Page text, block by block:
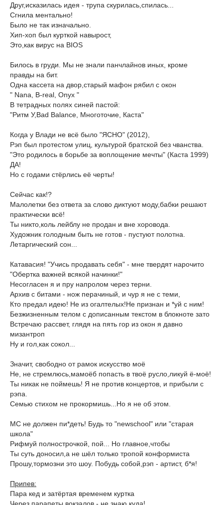
Друг,исказилась идея - трупа скурилась,спилась...
Сгнила ментально!
Было не так изначально.
Хип-хоп был курткой навырост,
Это,как вирус на BIOS
Билось в груди. Мы не знали панчлайнов иных, кроме
правды на бит.
Одна кассета на двор,старый мафон рябил c окон
" Nana, B-real, Onyx "
В тетрадных полях синей пастой:
"Ритм У,Bad Balance, Многоточие, Каста"
Когда у Влади не всё было "ЯСНО" (2012),
Рэп был протестом улиц, культурой братской без чванства.
"Это родилось в борьбе за воплощение мечты" (Каста 1999)
ДА!
Но с годами стёрлись её черты!
Сейчас как!?
Малолетки без ответа за слово диктуют моду,бабки решают
практически всё!
Ты никто,коль лейблу не продан и вне хоровода.
Художник голодным быть не готов - пустуют полотна.
Летаргический сон...
Катавасия! "Учись продавать себя" - мне твердят нарочито
"Обертка важней всякой начинки!"
Несогласен я и пру напролом через терни.
Архив с битами - нож перачиный, и чур я не с теми,
Кто предал идею! Не из огалтелых!Не признан и *уй с ним!
Безжизненным телом с дописанным текстом в блокноте зато
Встречаю рассвет, глядя на пять гор из окон я давно
мизантроп
Ну и гол,как сокол...
Значит, свободно от рамок искусство моё
Не, не стремлюсь,мамоёб попасть в твоё русло,ликуй ё-моё!
Ты никак не поймешь! Я не против концертов, и прибыли с
рэпа.
Семью стихом не прокормишь...Но я не об этом.
МС не должен пи*деть! Будь то "newschool" или "старая
школа"
Рифмуй полнострочкой, пой... Но главное,чтобы
Ты суть доносил,а не шёл только тропой конформиста
Прошу,тормозни это шоу. Побудь собой,рэп - артист, б*я!
Припев:
Пара кед и затёртая временем куртка